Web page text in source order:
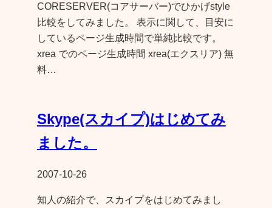
CORESERVER(コアサーバー)でひかげstyle
比較をしてみました。 表示に関して、目安に
しているページ生成時間で単純比較です。
xrea でのページ生成時間 xrea(エクスリア) 無
料…
Skype(スカイプ)はじめてみ
ました。
2007-10-26
知人の紹介で、スカイプをはじめてみまし